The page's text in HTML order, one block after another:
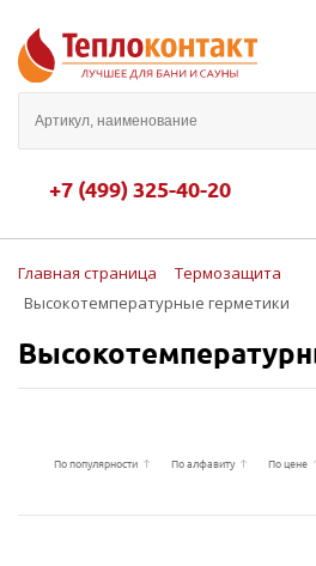
+7 (499) 325-40-20
Главная страница
Термозащита
Высокотемпературные герметики
По популярности По алфавиту По цене